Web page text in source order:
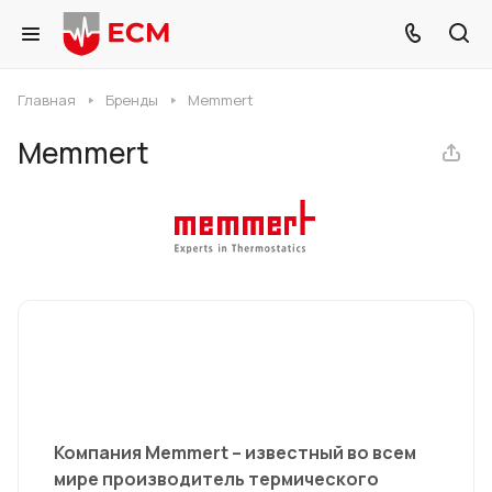
Главная Бренды Memmert
Memmert
Компания Memmert – известный во всем
мире производитель термического